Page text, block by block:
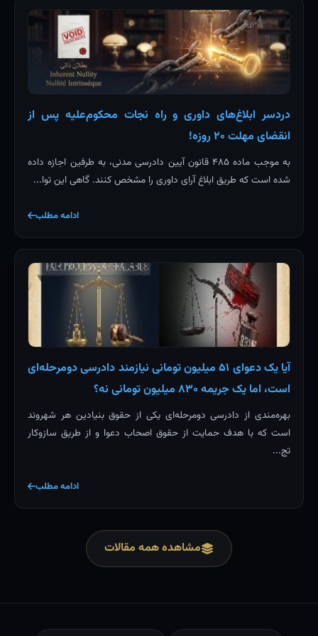
دردسر ابلاغ‌های داوری و راه نجات محکوم‌علیه پس از
انقضای مهلت ۲۰ روزه!
به موجب ماده ۴۸۵ قانون آیین دادرسی مدنی، به طرفین اجازه داده
شده است که طریق ابلاغ آرای داوری را مشخص کنند. گاهی این توا...
ادامه مطلب
آیا یک دعوای ۵۱ میلیون تومانی نیازمند دادرسی دومرحله‌ای
است، اما یک جریمه ۸۳۰ میلیون تومانی نه؟
بهره‌مندی از دادرسی دومرحله‌ای یکی از حقوق بنیادین هر شهروند
است که با هدف حمایت از حقوق اصحاب دعوا و از طریق سازوکار
تج...
ادامه مطلب
مشاهده همه مقالات